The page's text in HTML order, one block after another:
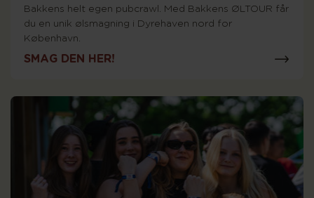
Bakkens helt egen pubcrawl. Med Bakkens ØLTOUR får
du en unik ølsmagning i Dyrehaven nord for
København.
SMAG DEN HER!